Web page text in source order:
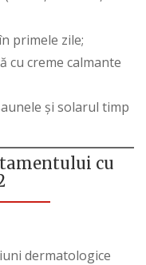
primele zile;
cu creme calmante
și solarul timp
cu
dermatologice